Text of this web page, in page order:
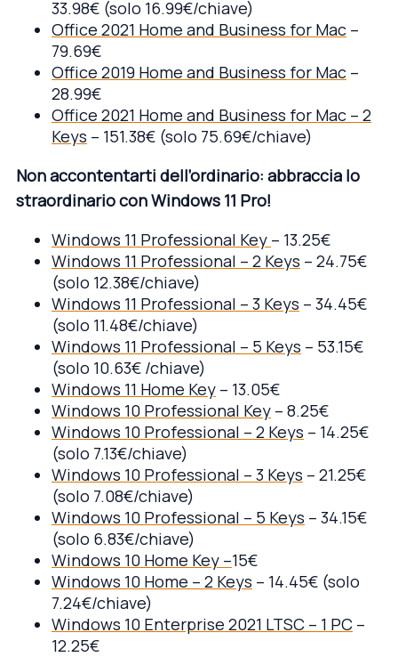
33.98€ (solo 16.99€/chiave)
Office 2021 Home and Business for Mac –
79.69€
Office 2019 Home and Business for Mac –
28.99€
Office 2021 Home and Business for Mac – 2
Keys – 151.38€ (solo 75.69€/chiave)
Non accontentarti dell’ordinario: abbraccia lo
straordinario con Windows 11 Pro!
Windows 11 Professional Key – 13.25€
Windows 11 Professional – 2 Keys – 24.75€
(solo 12.38€/chiave)
Windows 11 Professional – 3 Keys – 34.45€
(solo 11.48€/chiave)
Windows 11 Professional – 5 Keys – 53.15€
(solo 10.63€ /chiave)
Windows 11 Home Key – 13.05€
Windows 10 Professional Key – 8.25€
Windows 10 Professional – 2 Keys – 14.25€
(solo 7.13€/chiave)
Windows 10 Professional – 3 Keys – 21.25€
(solo 7.08€/chiave)
Windows 10 Professional – 5 Keys – 34.15€
(solo 6.83€/chiave)
Windows 10 Home Key –15€
Windows 10 Home – 2 Keys – 14.45€ (solo
7.24€/chiave)
Windows 10 Enterprise 2021 LTSC – 1 PC –
12.25€